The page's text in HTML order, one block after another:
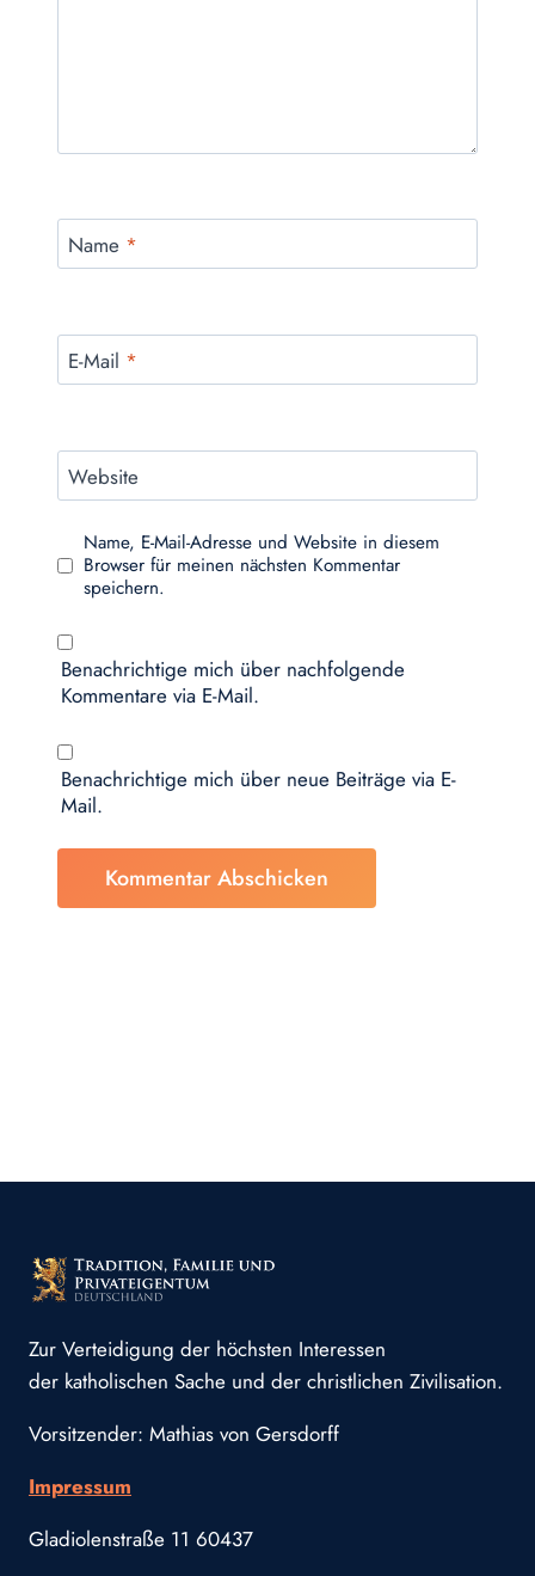
Name *
E-Mail *
Website
Name, E-Mail-Adresse und Website in diesem
Browser für meinen nächsten Kommentar
speichern.
Benachrichtige mich über nachfolgende
Kommentare via E-Mail.
Benachrichtige mich über neue Beiträge via E-
Mail.
Zur Verteidigung der höchsten Interessen
der katholischen Sache und der christlichen Zivilisation.
Vorsitzender: Mathias von Gersdorff
Impressum
Gladiolenstraße 11 60437